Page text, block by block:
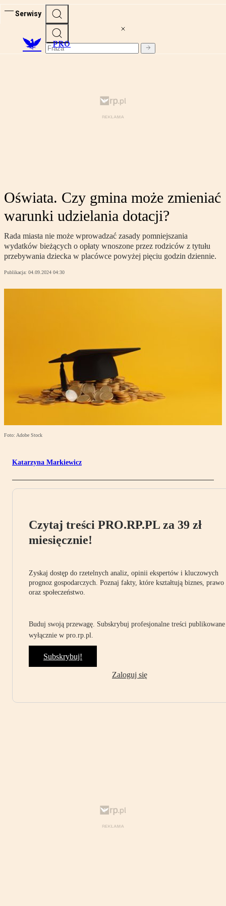
Serwisy
PRO
Oświata. Czy gmina może zmieniać
warunki udzielania dotacji?
Rada miasta nie może wprowadzać zasady pomniejszania
wydatków bieżących o opłaty wnoszone przez rodziców z tytułu
przebywania dziecka w placówce powyżej pięciu godzin dziennie.
Publikacja: 04.09.2024 04:30
Foto: Adobe Stock
Katarzyna Markiewicz
Czytaj treści PRO.RP.PL za 39 zł
miesięcznie!
Zyskaj dostęp do rzetelnych analiz, opinii ekspertów i kluczowych
prognoz gospodarczych. Poznaj fakty, które kształtują biznes, prawo
oraz społeczeństwo.
Buduj swoją przewagę. Subskrybuj profesjonalne treści publikowane
wyłącznie w pro.rp.pl.
Subskrybuj!
Zaloguj się